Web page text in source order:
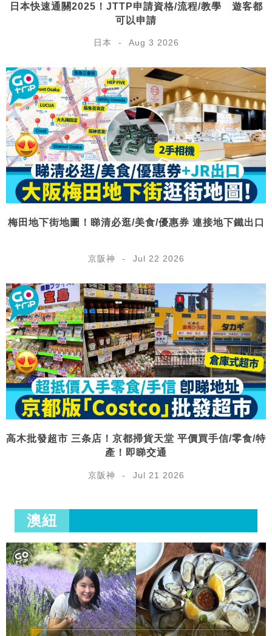
日本快速通關2025！JTTP申請資格/流程/教學 遊客都
可以申請
日本 Aug 3 2026
梅田地下街地圖！睇清必逛/美食/優惠券 連接地下鐵出口
京阪神 Jul 22 2026
高木批發超市 三条店！京都掃貨天堂 平價買手信/零食/特
產！即睇交通
京阪神 Jul 21 2026
澳紐